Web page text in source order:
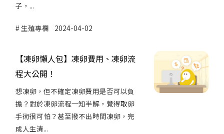
子，...
生殖專欄 2024-04-02
【凍卵懶人包】凍卵費用、凍卵流
程大公開！
想凍卵，但不確定凍卵費用是否可以負
擔？對於凍卵流程一知半解，覺得取卵
手術很可怕？甚至撥不出時間凍卵，完
成人生清...